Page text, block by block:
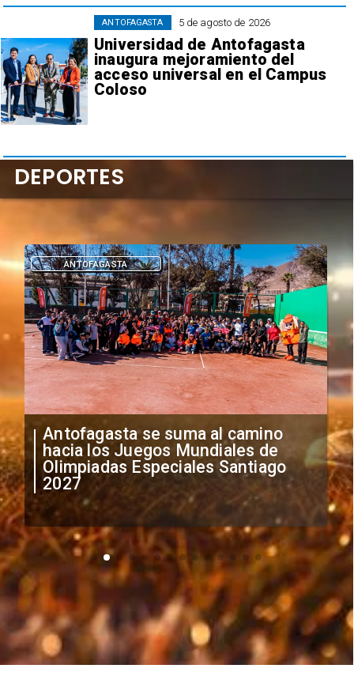
5 de agosto de 2026
Universidad de Antofagasta
inaugura mejoramiento del
acceso universal en el Campus
Coloso
ANTOFAGASTA
"Falta de profesionalismo": Sifup
anuncia medidas por situación
irregular de futbolistas
extranjeros
DEPORTES
DEPORTES